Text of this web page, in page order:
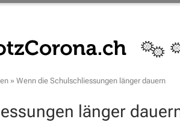
» Wenn die Schulschliessungen länger dauern
länger